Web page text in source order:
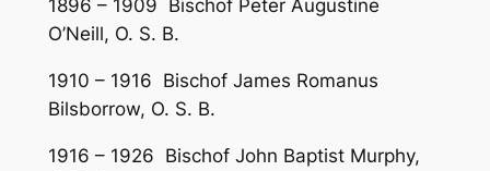
1896 – 1909 Bischof Peter Augustine
O’Neill, O. S. B.
1910 – 1916 Bischof James Romanus
Bilsborrow, O. S. B.
1916 – 1926 Bischof John Baptist Murphy,